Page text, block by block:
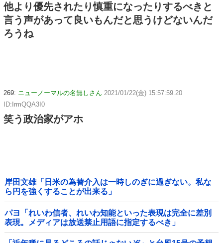
他より優先されたり慎重になったりするべきと
言う声があって良いもんだと思うけどないんだ
ろうね
269: ニューノーマルの名無しさん 2021/01/22(金) 15:57:59.20
ID:IrmQQA3I0
笑う政治家がアホ
岸田文雄「日米の為替介入は一時しのぎに過ぎない。私な
ら円を強くすることが出来る」
パヨ「れいわ信者、れいわ知能といった表現は完全に差別
表現。メディアは放送禁止用語に指定するべき」